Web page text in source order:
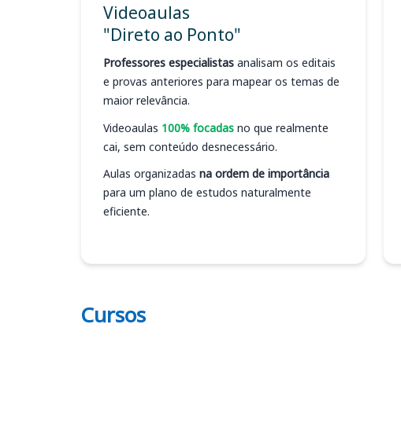
Videoaulas
"Direto ao Ponto"
Professores especialistas analisam os editais
e provas anteriores para mapear os temas de
maior relevância.
Videoaulas 100% focadas no que realmente
cai, sem conteúdo desnecessário.
Aulas organizadas na ordem de importância
para um plano de estudos naturalmente
eficiente.
Cursos